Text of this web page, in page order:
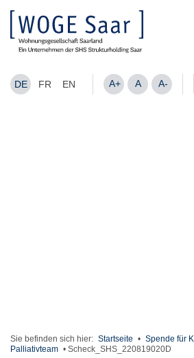
DE FR EN A+ A A-
Sie befinden sich hier: Startseite • Spende für
Palliativteam • Scheck_SHS_220819020D